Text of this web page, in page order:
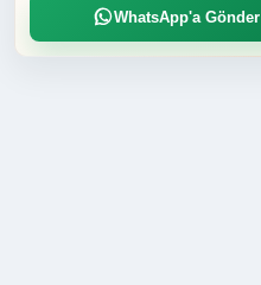
WhatsApp'a Gönder